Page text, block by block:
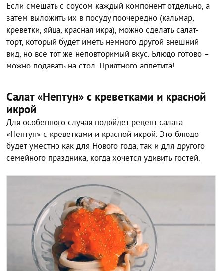
Если смешать с соусом каждый компонент отдельно, а
затем выложить их в посуду поочередно (кальмар,
креветки, яйца, красная икра), можно сделать салат-
торт, который будет иметь немного другой внешний
вид, но все тот же неповторимый вкус. Блюдо готово –
можно подавать на стол. Приятного аппетита!
Салат «Нептун» с креветками и красной
икрой
Для особенного случая подойдет рецепт салата
«Нептун» с креветками и красной икрой. Это блюдо
будет уместно как для Нового года, так и для другого
семейного праздника, когда хочется удивить гостей.